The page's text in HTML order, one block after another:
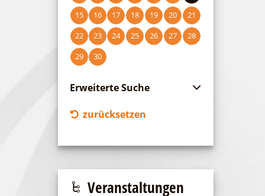
15
16 17 18 19 20
21
22
23 24 25 26 27
28
29
30
Erweiterte Suche
Zeitraum
von
alle Kategorien
Kategorie
Laufzeit
zurücksetzen
Veranstaltungen